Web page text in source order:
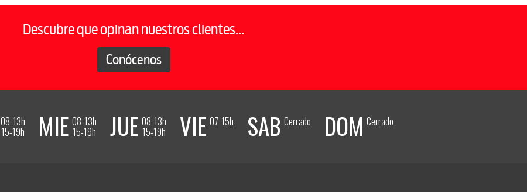
Descubre que opinan nuestros clientes...
Conócenos
08-13h
15-19h MIE 08-13h
15-19h JUE 08-13h
15-19h VIE 07-15h SAB Cerrado DOM Cerrado